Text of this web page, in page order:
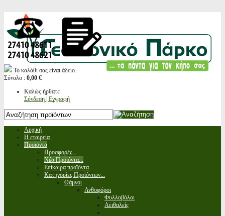
Το καλάθι σας είναι άδειο.
Σύνολο : 0,00 €
Καλώς ήρθατε
Σύνδεση | Εγγραφή
Αρχική
Η εταιρεία
Προϊόντα
Προσφορές...
Νέα Προϊόντα...
Επίκαιρα προϊόντα
Κατηγορίες Προϊόντων...
Θάμνοι
Ανθοφόροι
Φυλλοβόλοι
Αειθαλείς